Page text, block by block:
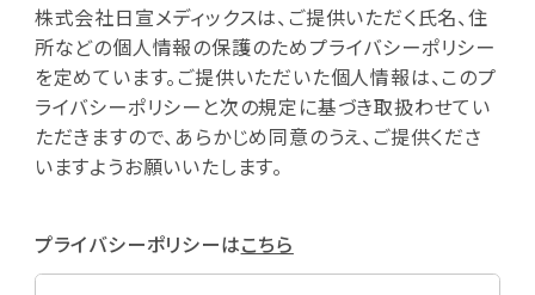
株式会社日宣メディックスは、ご提供いただく氏名、住
所などの個人情報の保護のためプライバシーポリシー
を定めています。ご提供いただいた個人情報は、このプ
ライバシーポリシーと次の規定に基づき取扱わせてい
ただきますので、あらかじめ同意のうえ、ご提供くださ
いますようお願いいたします。
プライバシーポリシーはこちら